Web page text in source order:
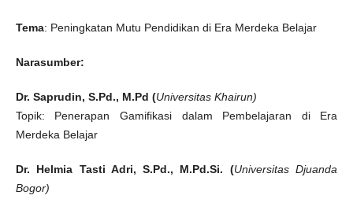
Tema: Peningkatan Mutu Pendidikan di Era Merdeka Belajar
Narasumber:
Dr. Saprudin, S.Pd., M.Pd (Universitas Khairun)
Topik: Penerapan Gamifikasi dalam Pembelajaran di Era
Merdeka Belajar
Dr. Helmia Tasti Adri, S.Pd., M.Pd.Si. (Universitas Djuanda
Bogor)